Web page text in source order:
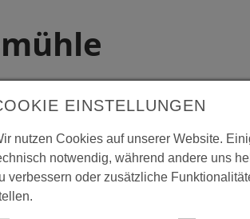
am Vorderen Schützenbach in
Standort versetzt und 1992 mit
hergestellt
EINSTELLUNGEN
nutzen Cookies auf unserer Website.
notwendig, während andere uns
verbessern oder zusätzliche